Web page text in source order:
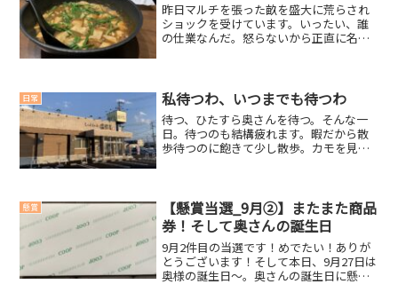
昨日マルチを張った畝を盛大に荒らされ
ショックを受けています。いったい、誰
の仕業なんだ。怒らないから正直に名乗
を繰り返す。気が遠くなる...
日常 私待つわ、いつまでも待つわ
待つ、ひたすら奥さんを待つ。そんな一
日。待つのも結構疲れます。暇だから散
歩待つのに飽きて少し散歩。カモを見て
まきした。回転ずしチェーン...
懸賞
【懸賞当選_9月②】またまた商品
券！そして奥さんの誕生日
9月2件目の当選です！めでたい！ありが
とうございます！そして本日、9月27日は
奥様の誕生日～。奥さんの誕生日に懸賞